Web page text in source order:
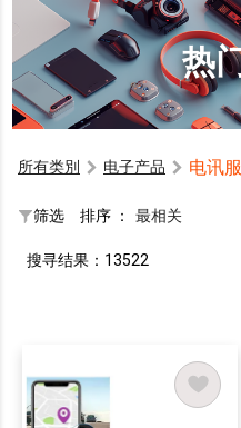
热
所有类別 电子产品 电讯
筛选 排序 ： 最相关
搜寻结果：13522